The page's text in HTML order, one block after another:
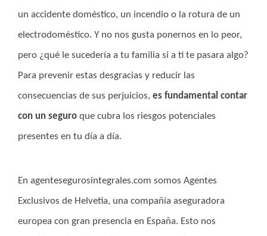
un accidente doméstico, un incendio o la rotura de un
electrodoméstico. Y no nos gusta ponernos en lo peor,
pero ¿qué le sucedería a tu familia si a ti te pasara algo?
Para prevenir estas desgracias y reducir las
consecuencias de sus perjuicios, es fundamental contar
con un seguro que cubra los riesgos potenciales
presentes en tu día a día.
En agentesegurosintegrales.com somos Agentes
Exclusivos de Helvetia, una compañía aseguradora
europea con gran presencia en España. Esto nos